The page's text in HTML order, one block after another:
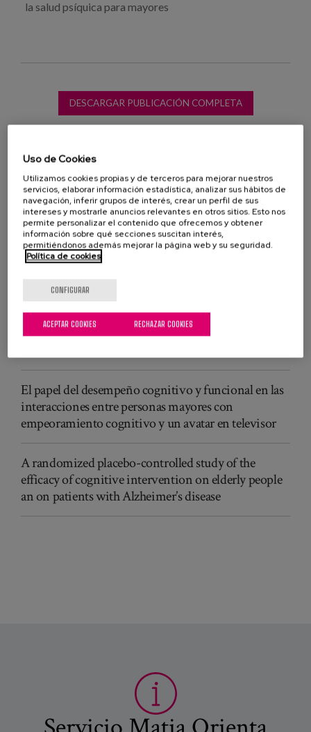
la salud psíquica para mayores
DESCARGAR PUBLICACIÓN COMPLETA
Recomendaciones personas mayores
capacidad cognitiva salud psíquica
PUBLICACIONES RELACIONADAS
Manual de rehabilitación e intervención
neuropsicológica
Cognitive Games for Healthy Elderly People in a
El papel del desempeño cognitivo y funcional en las
interacciones entre personas mayores con
empeoramiento cognitivo y un avatar en televisor
A randomized placebo-controlled study of the
efficacy of cognitive intervention on elderly people
an on patients with Alzheimer’s disease
Uso de Cookies
Utilizamos cookies propias y de terceros para mejorar nuestros
servicios, elaborar información estadística, analizar sus hábitos de
navegación, inferir grupos de interés, crear un perfil de sus
intereses y mostrarle anuncios relevantes en otros sitios. Esto nos
permite personalizar el contenido que ofrecemos y obtener
información sobre qué secciones suscitan interés,
permitiéndonos además mejorar la página web y su seguridad.
Política de cookies
CONFIGURAR
RECHAZAR COOKIES
ACEPTAR COOKIES